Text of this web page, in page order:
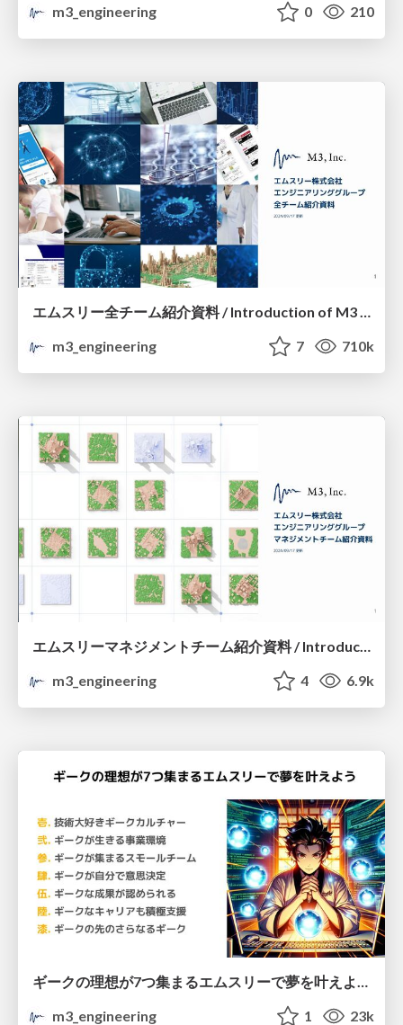
m3_engineering
0 210
エムスリー全チーム紹介資料 / Introduction of M3 All Teams
m3_engineering
7 710k
エムスリーマネジメントチーム紹介資料 / Introduction of M3 Management Team
m3_engineering
4 6.9k
ギークの理想が7つ集まるエムスリーで夢を叶えよう - エムスリー株式会社
m3_engineering
1 23k